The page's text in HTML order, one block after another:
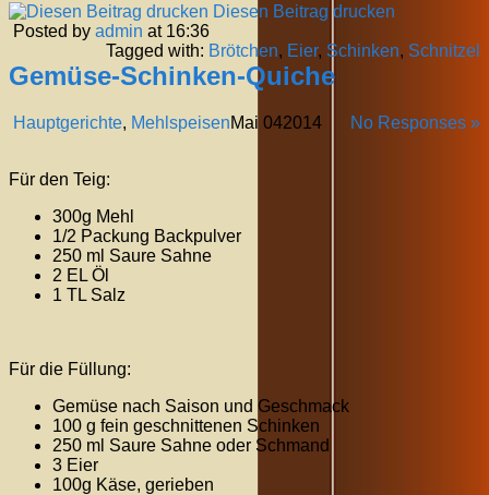
Diesen Beitrag drucken
Posted by admin at 16:36
Tagged with: Brötchen, Eier, Schinken, Schnitzel
Gemüse-Schinken-Quiche
Hauptgerichte, Mehlspeisen No Responses »
Mai 042014
Für den Teig:
300g Mehl
1/2 Packung Backpulver
250 ml Saure Sahne
2 EL Öl
1 TL Salz
Für die Füllung:
Gemüse nach Saison und Geschmack
100 g fein geschnittenen Schinken
250 ml Saure Sahne oder Schmand
3 Eier
100g Käse, gerieben